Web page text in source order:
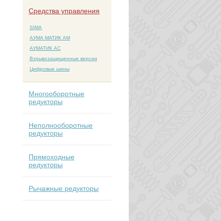
Средства управления
SIMA
АУМА МАТИК АМ
АУМАТИК АС
Взрывозащищенные версии
Цифровые шины
Mногооборотные
редукторы
Неполнооборотные
редукторы
Прямоходные
редукторы
Рычажные редукторы